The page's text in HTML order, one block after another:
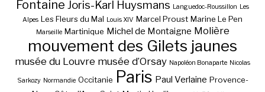
Fontaine Joris-Karl Huysmans Languedoc-Roussillon Les
Alpes Les Fleurs du Mal Louis XIV Marcel Proust Marine Le Pen
Marseille Martinique Michel de Montaigne Molière
mouvement des Gilets jaunes
musée du Louvre musée d’Orsay Napoléon Bonaparte Nicolas
Sarkozy Normandie Occitanie Paris Paul Verlaine Provence-